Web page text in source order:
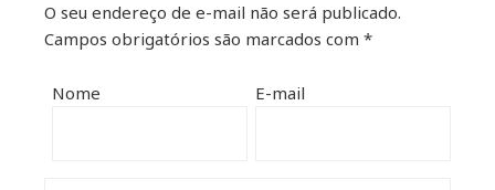
O seu endereço de e-mail não será publicado.
Campos obrigatórios são marcados com *
Nome E-mail